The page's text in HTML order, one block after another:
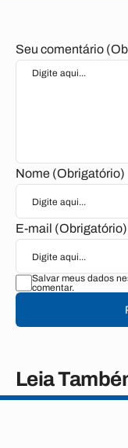
Seu comentário
Nome (Obrigatório)
E-mail (Obrigatório)
Salvar meus dados
comentar.
Leia